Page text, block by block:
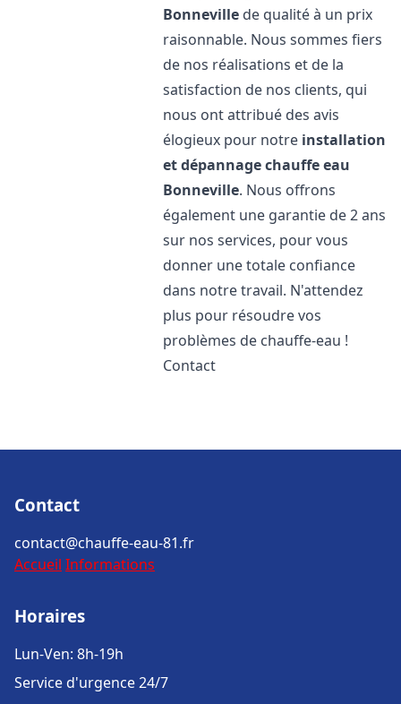
Bonneville de qualité à un prix
raisonnable. Nous sommes fiers
de nos réalisations et de la
satisfaction de nos clients, qui
nous ont attribué des avis
élogieux pour notre installation
et dépannage chauffe eau
Bonneville. Nous offrons
également une garantie de 2 ans
sur nos services, pour vous
donner une totale confiance
dans notre travail. N'attendez
plus pour résoudre vos
problèmes de chauffe-eau !
Contact
Contact
contact@chauffe-eau-81.fr
Accueil Informations
Horaires
Lun-Ven: 8h-19h
Service d'urgence 24/7